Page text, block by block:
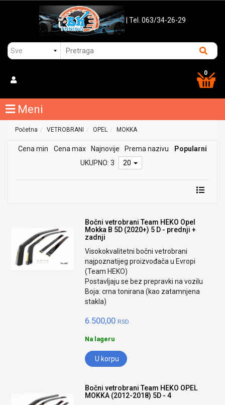
| Tel. 063/34-26-29
0
Meni
Početna VETROBRANI OPEL MOKKA
Cena min Cena max Najnovije Prema nazivu
Popularni
UKUPNO: 3
20
Bočni vetrobrani Team HEKO Opel
Mokka B 5D (2020+) 5 D - prednji +
zadnji
Visokokvalitetni bočni vetrobrani
najpoznatijeg proizvođača u Evropi
(Team HEKO)
Postavljaju se bez prepravki na vozilu
Boja: crna tonirana (kao zatamnjena
stakla)
6.500,00 RSD.
Na lageru
U korpu
Bočni vetrobrani Team HEKO OPEL
MOKKA (2012-2018) 5D - 4